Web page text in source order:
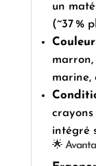
un
(~37 %
marron,
marine,
crayons
intégré
🌟